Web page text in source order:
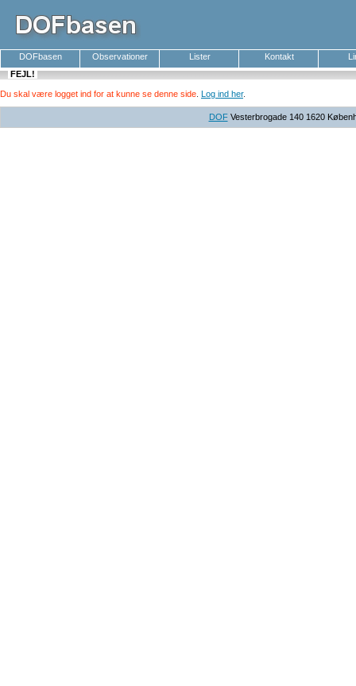
DOFbasen Observationer Lister Kontakt
FEJL!
Du skal være logget ind for at kunne se denne side Log ind her.
DOFVesterbrogade 140 1620